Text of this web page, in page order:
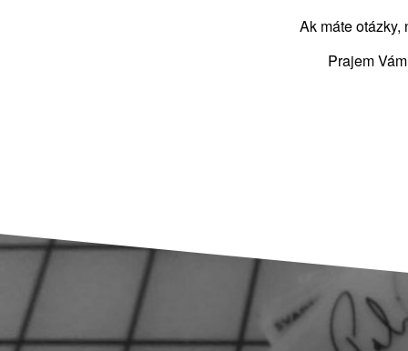
Ak máte otázky,
Prajem